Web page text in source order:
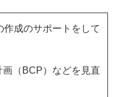
作成のサポートをして
画（BCP）などを見直